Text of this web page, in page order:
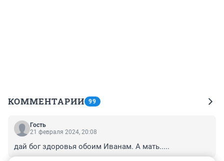
КОММЕНТАРИИ 99
Гость
21 февраля 2024, 20:08
дай бог здоровья обоим Иванам. А мать.....